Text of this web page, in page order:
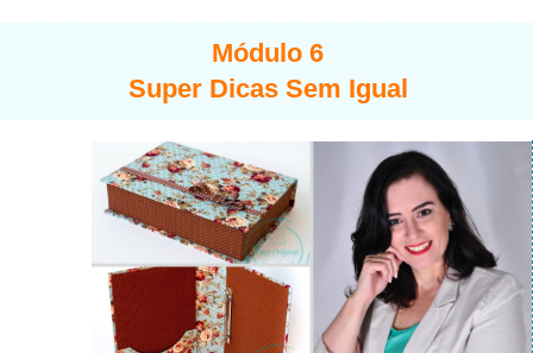
Módulo 6
Super Dicas Sem Igual